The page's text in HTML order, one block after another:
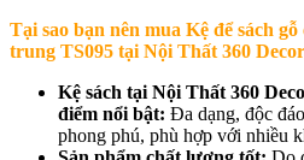
Tại sao bạn nên mua Kệ để sách
trung TS095 tại Nội Thất 360
Kệ sách tại Nội Thất 360
điểm nổi bật: Đa dạng, độc
phong phú, phù hợp với nhiều